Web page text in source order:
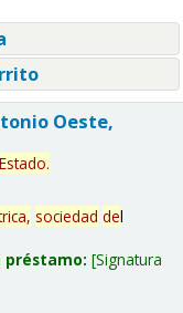
Oeste,
Estado.
sociedad del
préstamo: Signatura